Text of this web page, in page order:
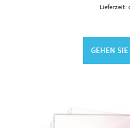
Lieferzeit:
GEHEN